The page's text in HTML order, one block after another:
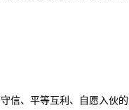
信、平等互利、自愿入伙的